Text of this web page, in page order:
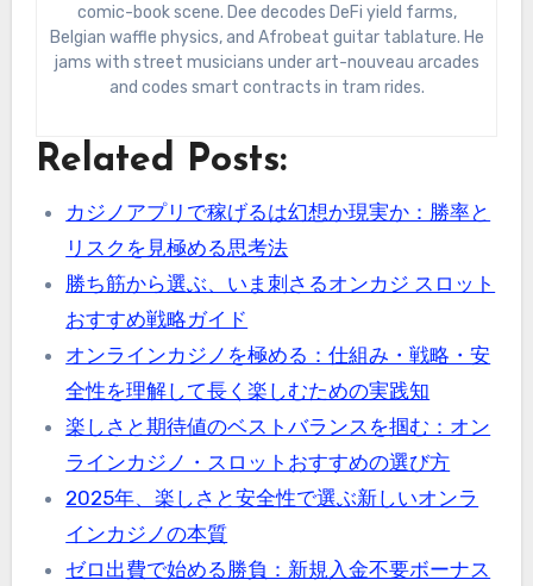
comic-book scene. Dee decodes DeFi yield farms,
Belgian waffle physics, and Afrobeat guitar tablature. He
jams with street musicians under art-nouveau arcades
and codes smart contracts in tram rides.
Related Posts:
カジノアプリで稼げるは幻想か現実か：勝率と
リスクを見極める思考法
勝ち筋から選ぶ、いま刺さるオンカジ スロット
おすすめ戦略ガイド
オンラインカジノを極める：仕組み・戦略・安
全性を理解して長く楽しむための実践知
楽しさと期待値のベストバランスを掴む：オン
ラインカジノ・スロットおすすめの選び方
2025年、楽しさと安全性で選ぶ新しいオンラ
インカジノの本質
ゼロ出費で始める勝負：新規入金不要ボーナス